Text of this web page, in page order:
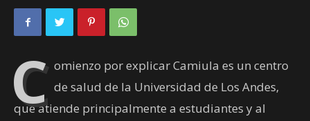
C omienzo por explicar Camiula es un centro
de salud de la Universidad de Los Andes,
que atiende principalmente a estudiantes y al